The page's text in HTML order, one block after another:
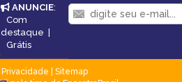
ANUNCIE:
Com
destaque
Grátis
Privacidade
Sitemap